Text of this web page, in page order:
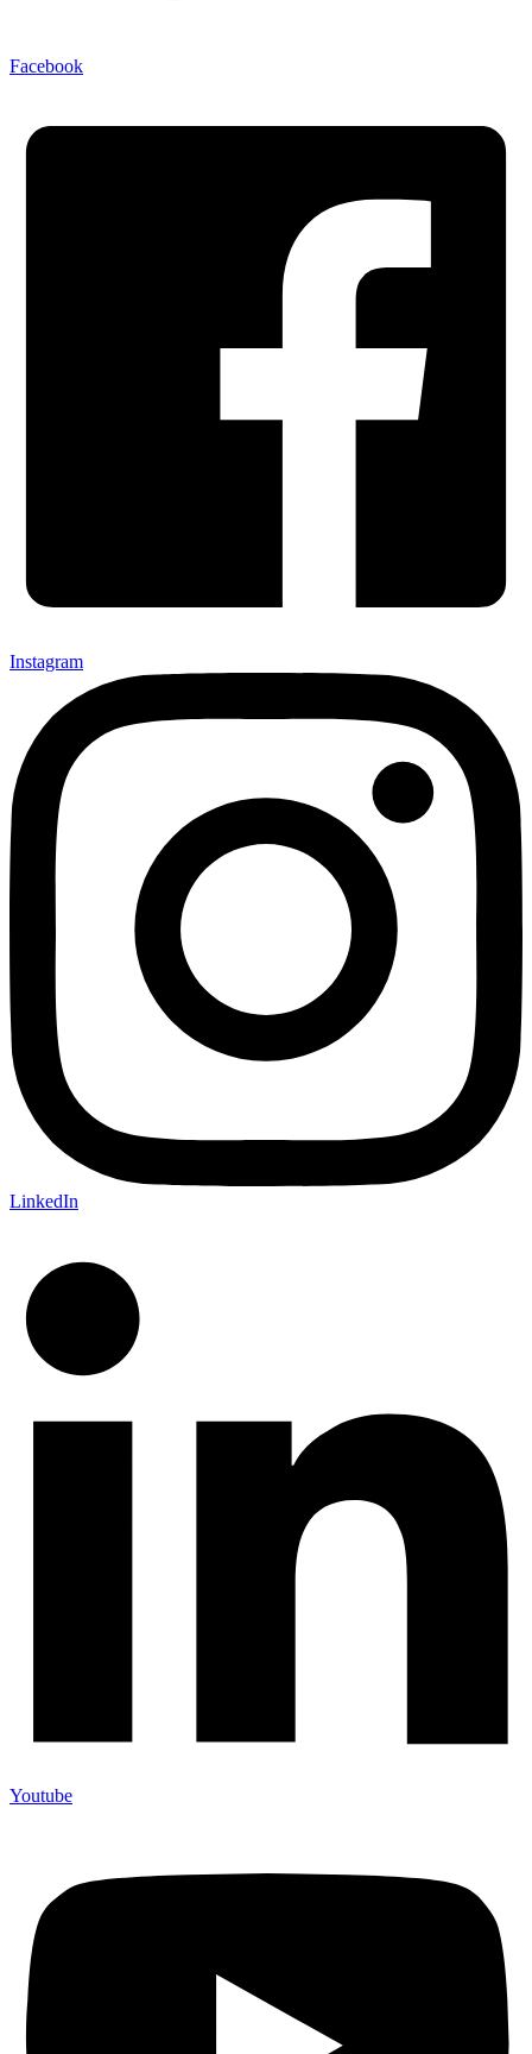
Facebook
Instagram
LinkedIn
Youtube